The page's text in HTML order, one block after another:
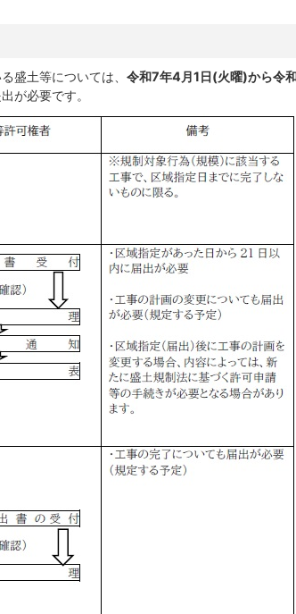
盛土等については、 令和7年4月1日(火曜)から令
が必要です。